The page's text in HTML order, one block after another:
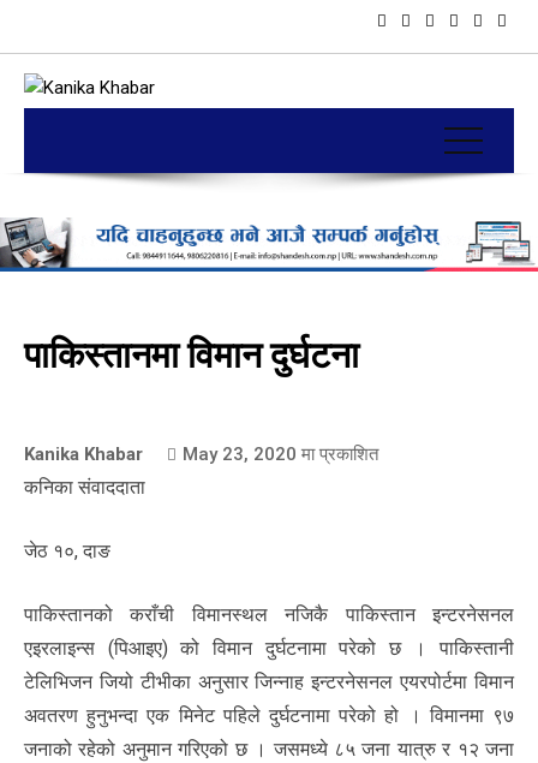
पाकिस्तानमा विमान दुर्घटना
Kanika Khabar May 23, 2020 मा प्रकाशित
कनिका संवाददाता
जेठ १०, दाङ
पाकिस्तानको कराँची विमानस्थल नजिकै पाकिस्तान इन्टरनेसनल
एइरलाइन्स (पिआइए) को विमान दुर्घटनामा परेको छ । पाकिस्तानी
टेलिभिजन जियो टीभीका अनुसार जिन्नाह इन्टरनेसनल एयरपोर्टमा विमान
अवतरण हुनुभन्दा एक मिनेट पहिले दुर्घटनामा परेको हो । विमानमा ९७
जनाको रहेको अनुमान गरिएको छ । जसमध्ये ८५ जना यात्रु र १२ जना